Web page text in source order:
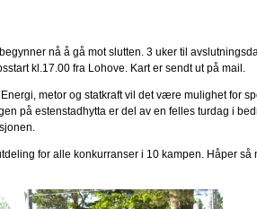
nå å gå mot slutten. 3 uker til
kl.17.00 fra Lohove. Kart er sendt ut på mail.
metor og statkraft vil det være mulighet for
på estenstadhytta er del av en felles turdag i
for alle konkurranser i 10 kampen. Håper så